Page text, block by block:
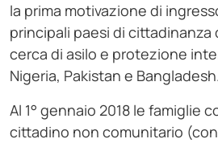
la prima motivazione di
principali paesi di cittadinanza
cerca di asilo e protezione
Nigeria, Pakistan e Bangladesh.
Al 1° gennaio 2018 le famiglie
cittadino non comunitario